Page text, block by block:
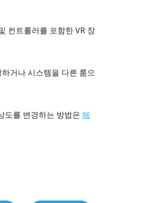
컨트롤러를 포함한 VR 장
거나 시스템을 다른 룸으
도를 변경하는 방법은 헤